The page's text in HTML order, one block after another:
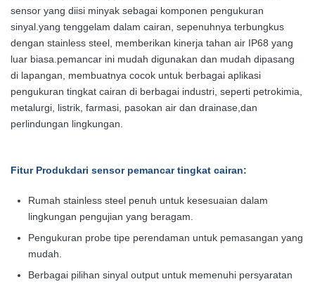
sensor yang diisi minyak sebagai komponen pengukuran
sinyal.yang tenggelam dalam cairan, sepenuhnya terbungkus
dengan stainless steel, memberikan kinerja tahan air IP68 yang
luar biasa.pemancar ini mudah digunakan dan mudah dipasang
di lapangan, membuatnya cocok untuk berbagai aplikasi
pengukuran tingkat cairan di berbagai industri, seperti petrokimia,
metalurgi, listrik, farmasi, pasokan air dan drainase,dan
perlindungan lingkungan.
Fitur Produkdari sensor pemancar tingkat cairan:
Rumah stainless steel penuh untuk kesesuaian dalam
lingkungan pengujian yang beragam.
Pengukuran probe tipe perendaman untuk pemasangan yang
mudah.
Berbagai pilihan sinyal output untuk memenuhi persyaratan